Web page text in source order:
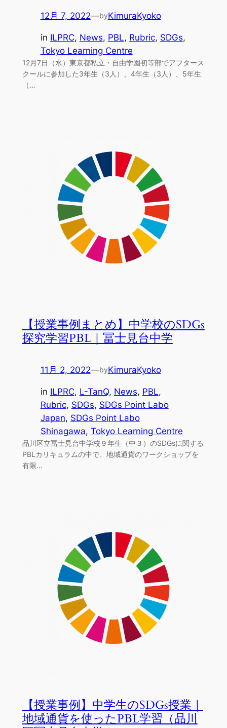
12月 7, 2022—byKimuraKyoko
in ILPRC, News, PBL, Rubric, SDGs
Tokyo Learning Centre
12月7日（水）東京都私立・自由学園初等部でアフタース
クールに参加した3年生（3人）、4年生（3人）、5年生
（…
【授業事例まとめ】中学校のSDGs
探究学習PBL｜冨士見台中学
11月 2, 2022—byKimuraKyoko
in ILPRC, L-TanQ, News, PBL
Rubric, SDGs, SDGs Point Labo
Japan, SDGs Point Labo
Shinagawa, Tokyo Learning Centre
品川区立冨士見台中学校９年生（中３）のSDGsに関する
PBLカリキュラムの中で、地域通貨のワークショップを
有限…
【授業事例】中学生のSDGs授業｜
地域通貨を使ったPBL学習（品川